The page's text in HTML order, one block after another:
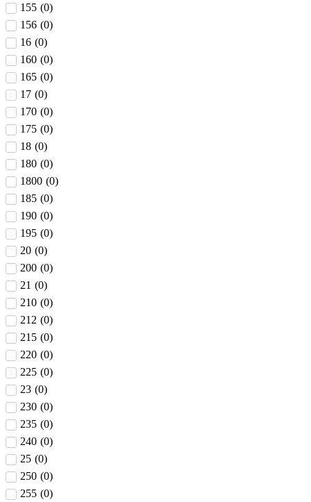
155 (0)
156 (0)
16 (0)
160 (0)
165 (0)
17 (0)
170 (0)
175 (0)
18 (0)
180 (0)
1800 (0)
185 (0)
190 (0)
195 (0)
20 (0)
200 (0)
21 (0)
210 (0)
212 (0)
215 (0)
220 (0)
225 (0)
23 (0)
230 (0)
235 (0)
240 (0)
25 (0)
250 (0)
255 (0)